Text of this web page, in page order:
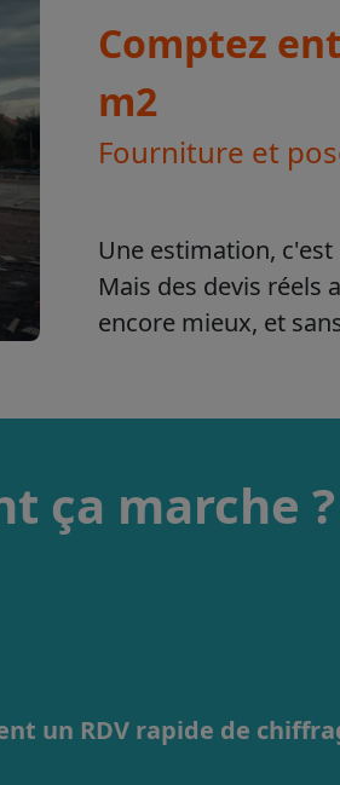
Comptez
m2
Fourniture et
Une estimation, c'est
Mais des devis réels
encore mieux, et
ça marche ?
un RDV rapide de